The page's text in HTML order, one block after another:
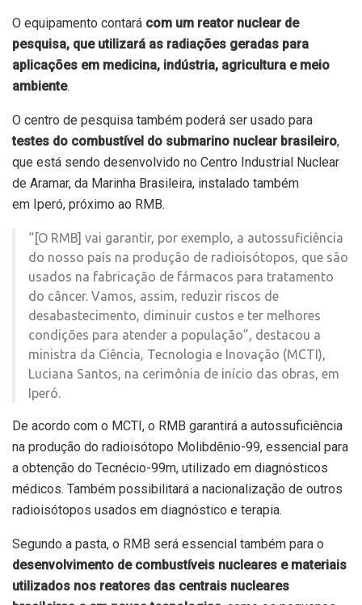
O equipamento contará com um reator nuclear de
pesquisa, que utilizará as radiações geradas para
aplicações em medicina, indústria, agricultura e meio
ambiente.
O centro de pesquisa também poderá ser usado para
testes do combustível do submarino nuclear brasileiro,
que está sendo desenvolvido no Centro Industrial Nuclear
de Aramar, da Marinha Brasileira, instalado também
em Iperó, próximo ao RMB.
“[O RMB] vai garantir, por exemplo, a autossuficiência
do nosso país na produção de radioisótopos, que são
usados na fabricação de fármacos para tratamento
do câncer. Vamos, assim, reduzir riscos de
desabastecimento, diminuir custos e ter melhores
condições para atender a população”, destacou a
ministra da Ciência, Tecnologia e Inovação (MCTI),
Luciana Santos, na cerimônia de início das obras, em
Iperó.
De acordo com o MCTI, o RMB garantirá a autossuficiência
na produção do radioisótopo Molibdênio-99, essencial para
a obtenção do Tecnécio-99m, utilizado em diagnósticos
médicos. Também possibilitará a nacionalização de outros
radioisótopos usados em diagnóstico e terapia.
Segundo a pasta, o RMB será essencial também para o
desenvolvimento de combustíveis nucleares e materiais
utilizados nos reatores das centrais nucleares